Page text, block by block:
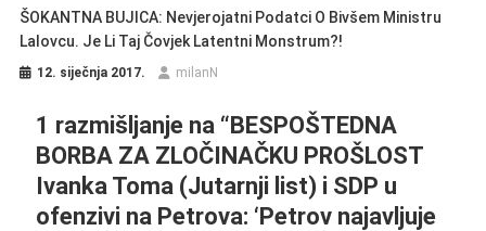
ŠOKANTNA BUJICA: Nevjerojatni Podatci O Bivšem Ministru
Lalovcu. Je Li Taj Čovjek Latentni Monstrum?!
12. siječnja 2017. milanN
1 razmišljanje na “BESPOŠTEDNA
BORBA ZA ZLOČINAČKU PROŠLOST
Ivanka Toma (Jutarnji list) i SDP u
ofenzivi na Petrova: ‘Petrov najavljuje